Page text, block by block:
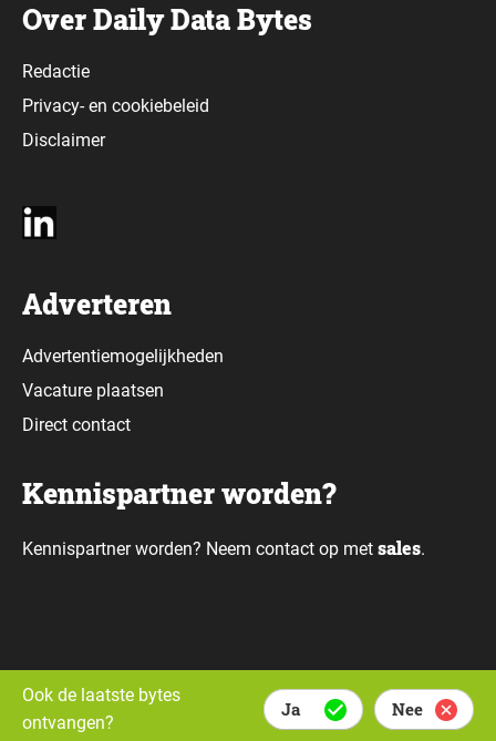
Over Daily Data Bytes
Redactie
Privacy-en cookiebeleid
Disclaimer
Adverteren
Advertentiemogelijkheden
Vacature plaatsen
Direct contact
Kennispartner worden?
Kennispartner worden? Neem contact op met sales.
Alle rechten voorbehouden © Daily Data Bytes 2026. Webdesign door
Whello.
Ook de laatste bytes
ontvangen?
Ja Nee